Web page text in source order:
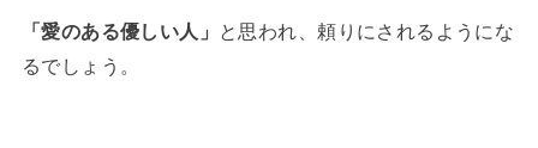
「愛のある優しい人」
と思われ、頼りにされるようにな
るでしょう。